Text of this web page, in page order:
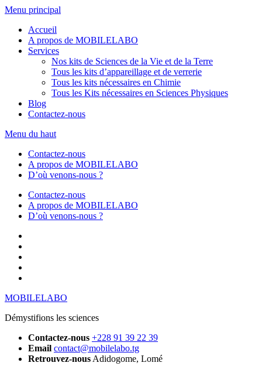
Aller
contenu
Menu principal
Accueil
A propos de MOBILELABO
Services
Nos kits de Sciences de la Vie et de la Terre
Tous les kits d’appareillage et de verrerie
Tous les kits nécessaires en Chimie
Tous les Kits nécessaires en Sciences Physiques
Blog
Contactez-nous
Menu du haut
Contactez-nous
A propos de MOBILELABO
D’où venons-nous ?
Contactez-nous
A propos de MOBILELABO
D’où venons-nous ?
MOBILELABO
Démystifions les sciences
Contactez-nous +228 91 39 22 39
Email contact@mobilelabo.tg
Retrouvez-nous Adidogome, Lomé